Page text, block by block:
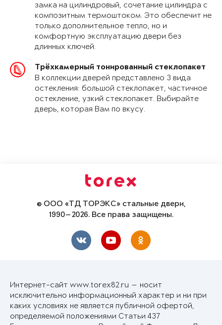
замка на цилиндровый, сочетание цилиндра с
композитным термоштоком. Это обеспечит не
только дополнительное тепло, но и
комфортную эксплуатацию двери без
длинных ключей.
Трёхкамерный тонированный стеклопакет
В коллекции дверей представлено 3 вида
остекления: большой стеклопакет, частичное
остекление, узкий стеклопакет. Выбирайте
дверь, которая Вам по вкусу.
© ООО «ТД ТОРЭКС» стальные двери,
1990—2026. Все права защищены.
Интернет-сайт www.torex82.ru — носит
исключительно информационный характер и ни при
каких условиях не является публичной офертой,
определяемой положениями Статьи 437